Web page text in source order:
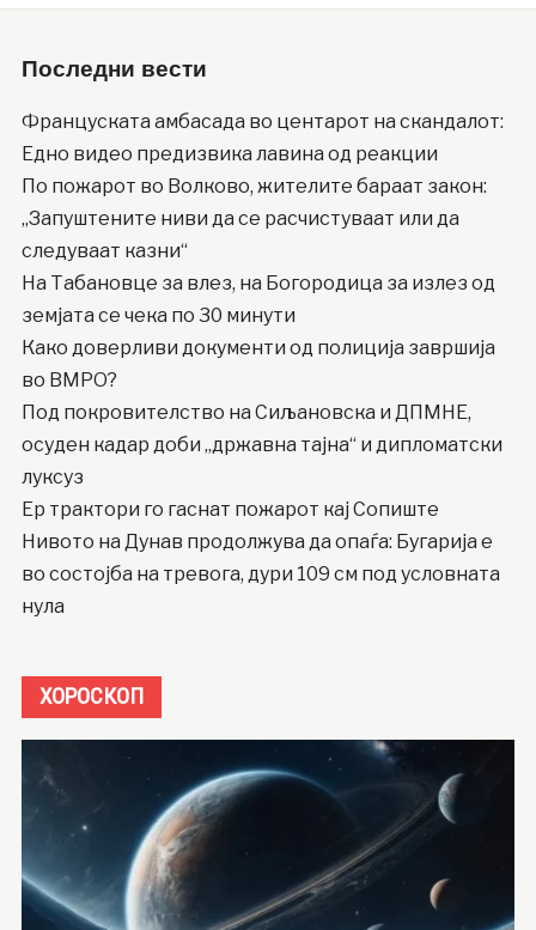
Последни вести
Француската амбасада во центарот на скандалот:
Едно видео предизвика лавина од реакции
По пожарот во Волково, жителите бараат закон:
„Запуштените ниви да се расчистуваат или да
следуваат казни“
На Табановце за влез, на Богородица за излез од
земјата се чека по 30 минути
Како доверливи документи од полиција завршија
во ВМРО?
Под покровителство на Сиљановска и ДПМНЕ,
осуден кадар доби „државна тајна“ и дипломатски
луксуз
Ер трактори го гаснат пожарот кај Сопиште
Нивото на Дунав продолжува да опаѓа: Бугарија е
во состојба на тревога, дури 109 см под условната
нула
ХОРОСКОП